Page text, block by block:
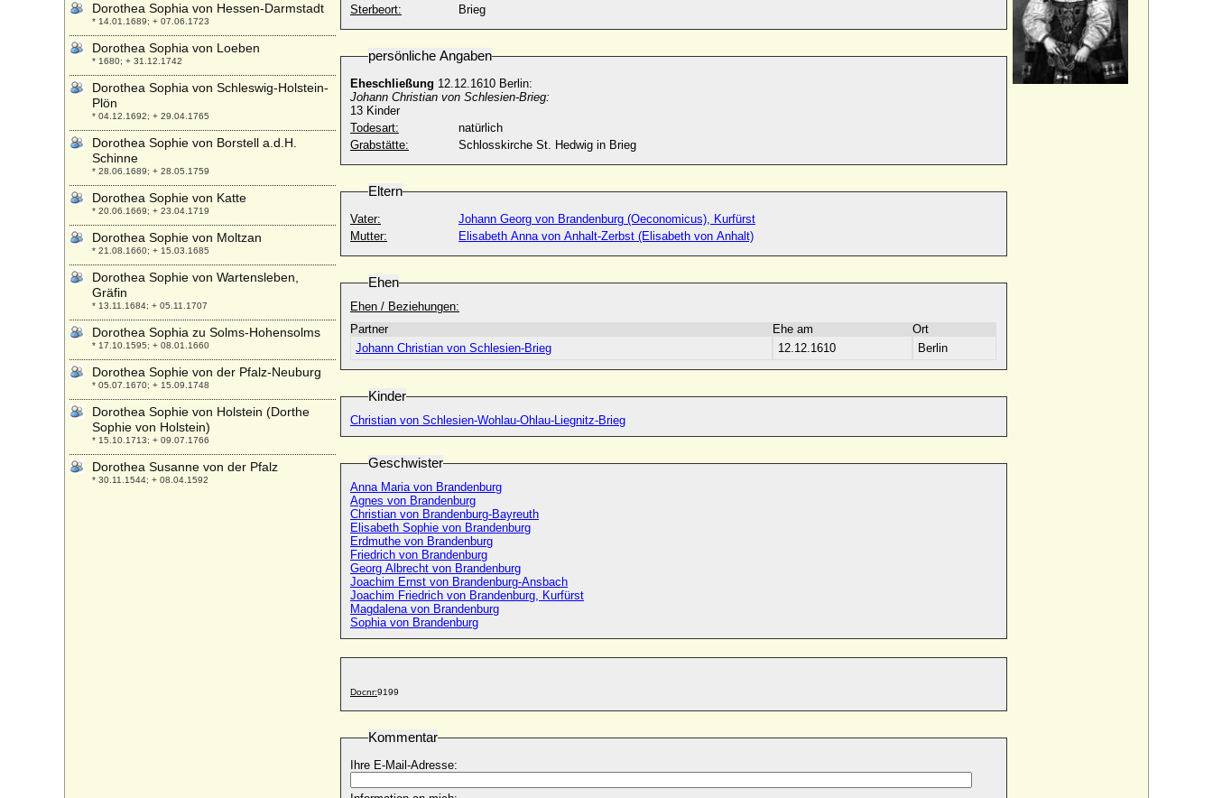
Sterbeort:
Brieg
persönliche Angaben
Eheschließung 12.12.1610 Berlin:
Johann Christian von Schlesien-Brieg:
13 Kinder
Todesart:
natürlich
Grabstätte:
Schlosskirche St. Hedwig in Brieg
Eltern
Vater:
Johann Georg von Brandenburg (Oeconomicus), Kurfürst
Mutter:
Elisabeth Anna von Anhalt-Zerbst (Elisabeth von Anhalt)
Ehen
Ehen / Beziehungen:
Partner
Ehe am
Ort
Johann Christian von Schlesien-Brieg
12.12.1610 Berlin
Kinder
Christian von Schlesien-Wohlau-Ohlau-Liegnitz-Brieg
Geschwister
Anna Maria von Brandenburg
Agnes von Brandenburg
Christian von Brandenburg-Bayreuth
Elisabeth Sophie von Brandenburg
Erdmuthe von Brandenburg
Friedrich von Brandenburg
Georg Albrecht von Brandenburg
Joachim Ernst von Brandenburg-Ansbach
Joachim Friedrich von Brandenburg, Kurfürst
Magdalena von Brandenburg
Sophia von Brandenburg
Docnr:9199
Kommentar
Ihre E-Mail-Adresse:
Dorothea Sophia von Hessen-Darmstadt
* 14.01.1689; + 07.06.1723
Dorothea Sophia von Loeben
* 1680; + 31.12.1742
Dorothea Sophia von Schleswig-Holstein-
Plön
* 04.12.1692; + 29.04.1765
Dorothea Sophie von Borstell a.d.H.
Schinne
* 28.06.1689; + 28.05.1759
Dorothea Sophie von Katte
* 20.06.1669; + 23.04.1719
Dorothea Sophie von Moltzan
* 21.08.1660; + 15.03.1685
Dorothea Sophie von Wartensleben,
Gräfin
* 13.11.1684; + 05.11.1707
Dorothea Sophia zu Solms-Hohensolms
* 17.10.1595; + 08.01.1660
Dorothea Sophie von der Pfalz-Neuburg
* 05.07.1670; + 15.09.1748
Dorothea Sophie von Holstein (Dorthe
Sophie von Holstein)
* 15.10.1713; + 09.07.1766
Dorothea Susanne von der Pfalz
* 30.11.1544; + 08.04.1592